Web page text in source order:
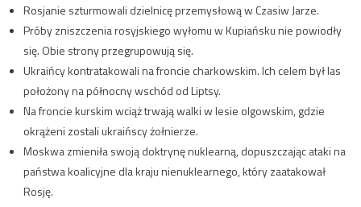
Rosjanie szturmowali dzielnicę przemysłową w Czasiw Jarze.
Próby zniszczenia rosyjskiego wyłomu w Kupiańsku nie powiodły
się. Obie strony przegrupowują się.
Ukraińcy kontratakowali na froncie charkowskim. Ich celem był las
położony na północny wschód od Liptsy.
Na froncie kurskim wciąż trwają walki w lesie olgowskim, gdzie
okrążeni zostali ukraińscy żołnierze.
Moskwa zmieniła swoją doktrynę nuklearną, dopuszczając ataki na
państwa koalicyjne dla kraju nienuklearnego, który zaatakował
Rosję.